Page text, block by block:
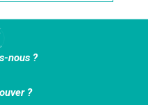
nous ?
?